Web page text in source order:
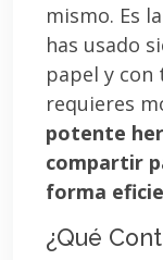
mismo. Es
has usado
papel y
requieres
potente
compartir
forma
¿Qué